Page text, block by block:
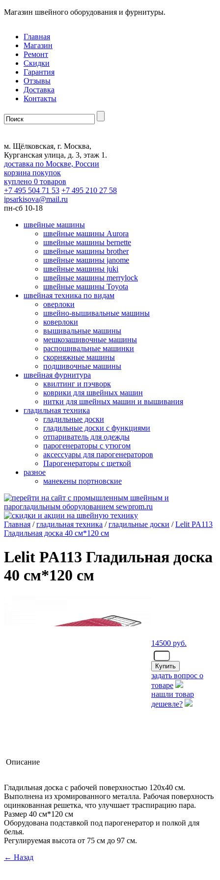
Магазин швейного оборудования и фурнитуры.
Главная
Магазин
Ремонт
Скидки
Гарантия
Отзывы
Доставка
Контакты
м. Щёлковская, г. Москва,
Курганская улица, д. 3, этаж 1.
доставка по Москве, России
корзина покупок
куплено 0 товаров
+7 495 504 71 53 +7 495 210 27 58
ipsarkisova@mail.ru
пн-сб 10-18
швейные машины
швейные машины Aurora
швейные машины bernette
швейные машины brother
швейные машины janome
швейные машины juki
швейные машины merrylock
швейные машины Toyota
швейная техника по видам
оверлоки
швейно-вышивальные машины
коверлоки
вышивальные машины
мешкозашивочные машины
распошивальные машинки
скорняжные машины
подшивочные машины
швейная фурнитура
квилтинг и пэчворк
коврики для швейных машин
нитки для швейных машин и вышивания
гладильная техника
гладильные доски
гладильные доски с функциями
отпариватель для одежды
парогенераторы с утюгом
аксессуары для парогенераторов
Парогенераторы с щеткой
разное
манекены портновские
Главная /гладильная техника /гладильные доски /Lelit PA113
Гладильная доска 40 см*120 см
Lelit PA113 Гладильная доска
40 см*120 см
14500 руб.
задать вопрос о
товаре
нашли товар
дешевле?
Описание
Гладильная доска с рабочей поверхностью 120х40 см.
Выполнена из хромированного металла. Рабочая поверхность
оцинкованная решетка, что улучшает траспирацию пара.
Размер 40 см*120 см
Оборудована подставкой под парогенератор и полкой для
белья.
Регулируемая высота от 75 см до 97 см.
← Назад